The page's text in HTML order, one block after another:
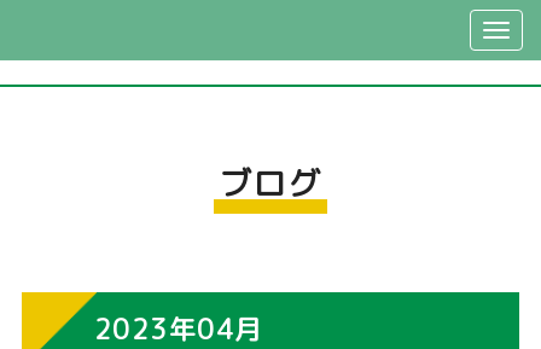
ブログ
2023年04月